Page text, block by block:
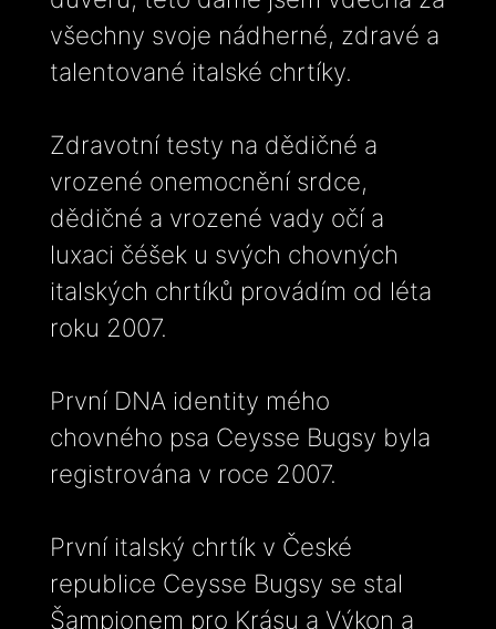
všechny svoje nádherné, zdravé a
talentované italské chrtíky.
Zdravotní testy na dědičné a
vrozené onemocnění srdce,
dědičné a vrozené vady očí a
luxaci čéšek u svých chovných
italských chrtíků provádím od léta
roku 2007.
První DNA identity mého
chovného psa Ceysse Bugsy byla
registrována v roce 2007.
První italský chrtík v České
republice Ceysse Bugsy se stal
Šampionem pro Krásu a Výkon a